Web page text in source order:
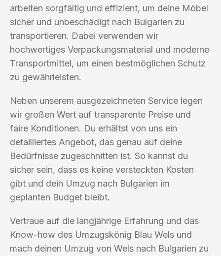
arbeiten sorgfältig und effizient, um deine Möbel
sicher und unbeschädigt nach Bulgarien zu
transportieren. Dabei verwenden wir
hochwertiges Verpackungsmaterial und moderne
Transportmittel, um einen bestmöglichen Schutz
zu gewährleisten.
Neben unserem ausgezeichneten Service legen
wir großen Wert auf transparente Preise und
faire Konditionen. Du erhältst von uns ein
detailliertes Angebot, das genau auf deine
Bedürfnisse zugeschnitten ist. So kannst du
sicher sein, dass es keine versteckten Kosten
gibt und dein Umzug nach Bulgarien im
geplanten Budget bleibt.
Vertraue auf die langjährige Erfahrung und das
Know-how des Umzugskönig Blau Wels und
mach deinen Umzug von Wels nach Bulgarien zu